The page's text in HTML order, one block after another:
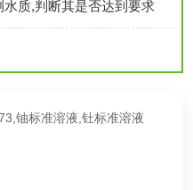
质,判断其是否达到要求